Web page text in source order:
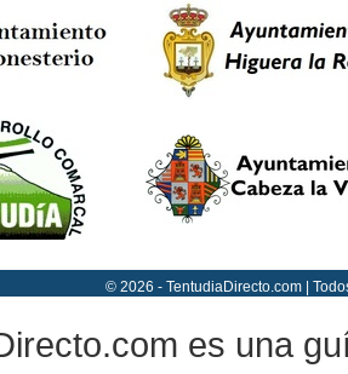
© 2026 - TentudiaDirecto.com |
es una